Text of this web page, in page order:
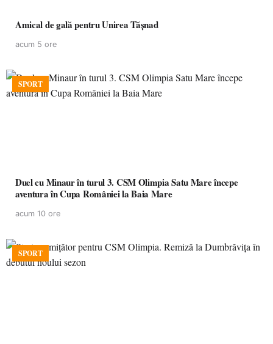
Amical de gală pentru Unirea Tășnad
acum 5 ore
SPORT
Duel cu Minaur în turul 3. CSM Olimpia Satu Mare începe
aventura în Cupa României la Baia Mare
acum 10 ore
SPORT